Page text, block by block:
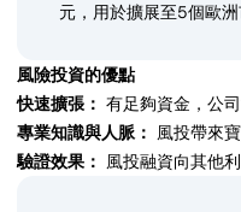
元，用於擴展至5個歐洲
風險投資的優點
快速擴張： 有足夠資金，公
專業知識與人脈： 風投帶來
驗證效果： 風投融資向其他